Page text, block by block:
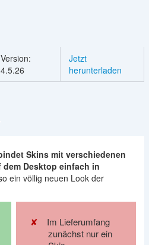
Version:
4.5.26
Jetzt
herunterladen
Skins mit verschiedenen
Desktop einfach in
ein völlig neuen Look der
Im Lieferumfang
zunächst nur ein